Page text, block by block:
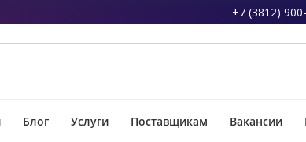
+7 (3812)
Блог Услуги Поставщикам Вакансии